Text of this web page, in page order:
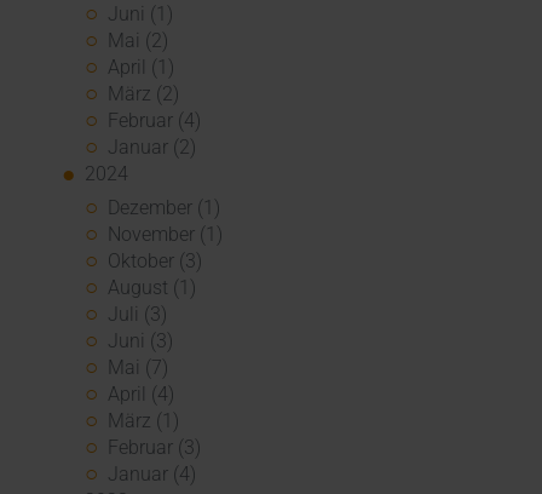
Juni (1)
Mai (2)
April (1)
März (2)
Februar (4)
Januar (2)
2024
Dezember (1)
November (1)
Oktober (3)
August (1)
Juli (3)
Juni (3)
Mai (7)
April (4)
März (1)
Februar (3)
Januar (4)